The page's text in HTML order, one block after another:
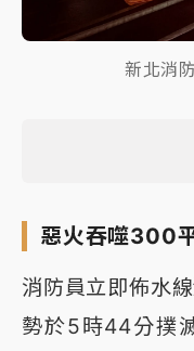
新北消
惡火吞噬300
消防員立即佈水
勢於5時44分撲